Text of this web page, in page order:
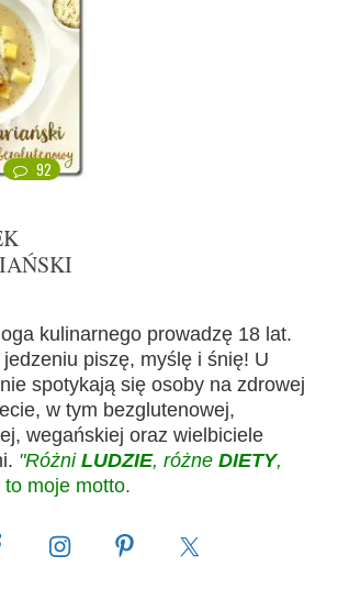
92
kulinarnego prowadzę 18 lat.
jedzeniu piszę, myślę i śnię! U
spotykają się osoby na zdrowej
w tym bezglutenowej,
wegańskiej oraz wielbiciele
"Różni LUDZIE, różne DIETY,
to moje motto.